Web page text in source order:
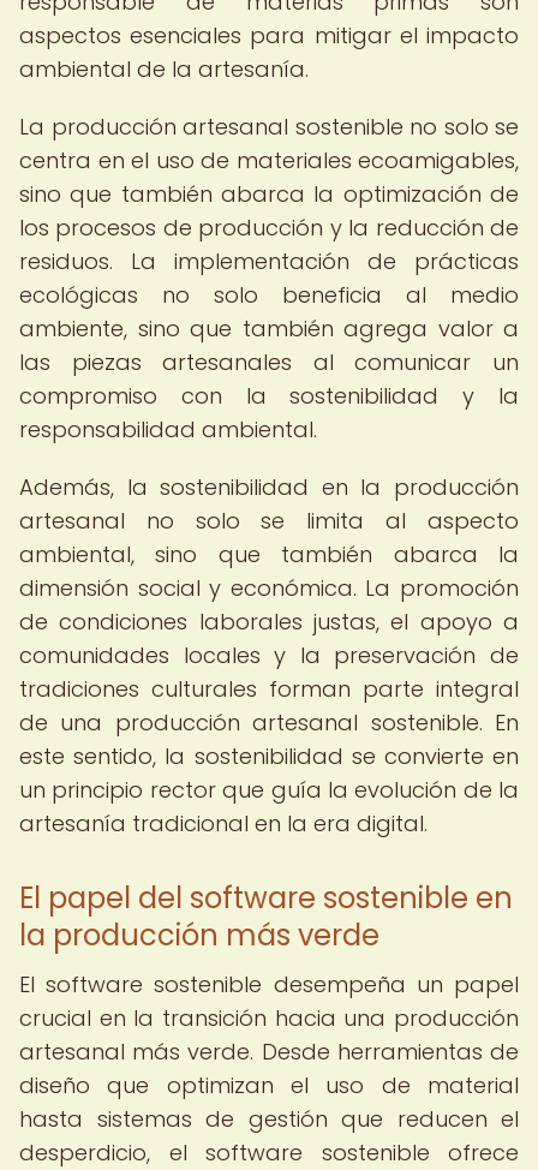
aspectos esenciales para mitigar el impacto
ambiental de la artesanía.
La producción artesanal sostenible no solo se
centra en el uso de materiales ecoamigables,
sino que también abarca la optimización de
los procesos de producción y la reducción de
residuos. La implementación de prácticas
ecológicas no solo beneficia al medio
ambiente, sino que también agrega valor a
las piezas artesanales al comunicar un
compromiso con la sostenibilidad y la
responsabilidad ambiental.
Además, la sostenibilidad en la producción
artesanal no solo se limita al aspecto
ambiental, sino que también abarca la
dimensión social y económica. La promoción
de condiciones laborales justas, el apoyo a
comunidades locales y la preservación de
tradiciones culturales forman parte integral
de una producción artesanal sostenible. En
este sentido, la sostenibilidad se convierte en
un principio rector que guía la evolución de la
artesanía tradicional en la era digital.
El papel del software sostenible en
la producción más verde
El software sostenible desempeña un papel
crucial en la transición hacia una producción
artesanal más verde. Desde herramientas de
diseño que optimizan el uso de material
hasta sistemas de gestión que reducen el
desperdicio, el software sostenible ofrece